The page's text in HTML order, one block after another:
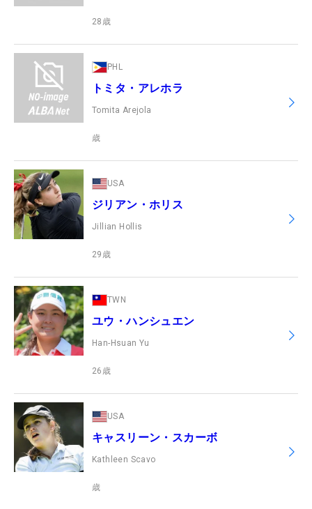
28 歳
PHL
トミタ・アレホラ
Tomita Arejola
歳
USA
ジリアン・ホリス
Jillian Hollis
29 歳
TWN
ユウ・ハンシュエン
Han-Hsuan Yu
26 歳
USA
キャスリーン・スカーボ
Kathleen Scavo
歳